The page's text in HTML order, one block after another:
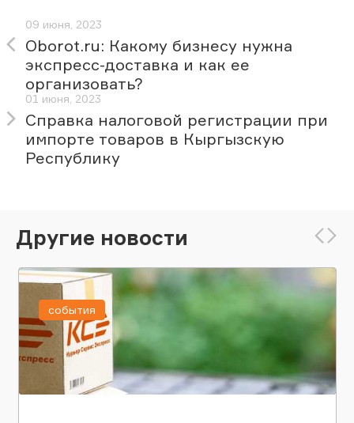
09 июня, 2023
Oborot.ru: Какому бизнесу нужна
экспресс-доставка и как ее
организовать?
01 июня, 2023
Справка налоговой регистрации при
импорте товаров в Кыргызскую
Республику
Другие новости
события